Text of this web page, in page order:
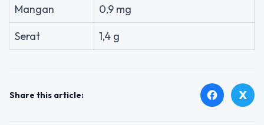
Mangan
0,9 mg
Serat
1,4 g
Share this article: facebook X